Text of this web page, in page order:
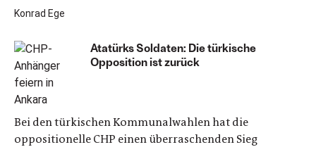
Konrad Ege
Atatürks Soldaten: Die türkische
Opposition ist zurück
Bei den türkischen Kommunalwahlen hat die
oppositionelle CHP einen überraschenden Sieg